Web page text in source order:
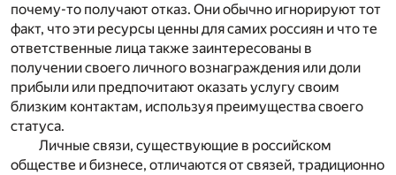
почему-то получают отказ. Они обычно игнорируют тот
факт, что эти ресурсы ценны для самих россиян и что те
ответственные лица также заинтересованы в
получении своего личного вознаграждения или доли
прибыли или предпочитают оказать услугу своим
близким контактам, используя преимущества своего
статуса.
Личные связи, существующие в российском
обществе и бизнесе, отличаются от связей, традиционно